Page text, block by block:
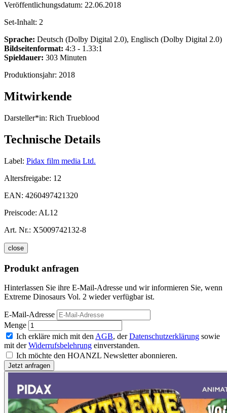
Veröffentlichungsdatum: 22.06.2018
Set-Inhalt: 2
Sprache: Deutsch (Dolby Digital 2.0), Englisch (Dolby Digital 2.0)
Bildseitenformat: 4:3 - 1.33:1
Spieldauer: 303 Minuten
Produktionsjahr: 2018
Mitwirkende
Darsteller*in: Rich Trueblood
Technische Details
Label: Pidax film media Ltd.
Altersfreigabe: 12
EAN: 4260497421320
Preiscode: AL12
Art. Nr.: X5009742132-8
close
Produkt anfragen
Hinterlassen Sie ihre E-Mail-Adresse und wir informieren Sie, wenn
Extreme Dinosaurs Vol. 2 wieder verfügbar ist.
E-Mail-Adresse
Menge
Ich erkläre mich mit den AGB, derDatenschutzerklärung sowie
mit derWiderrufsbelehrung einverstanden.
Ich möchte den HOANZL Newsletter abonnieren.